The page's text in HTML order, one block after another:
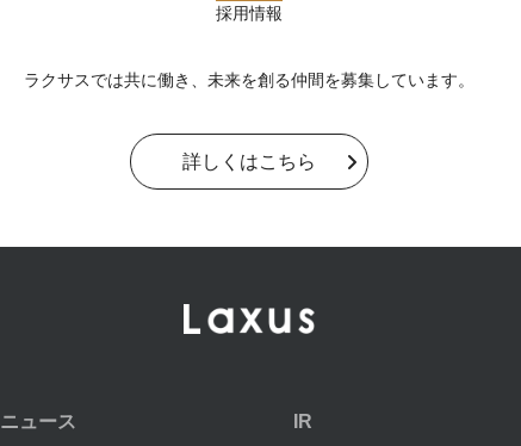
採用情報
ラクサスでは共に働き、未来を創る仲間を募集しています。
詳しくはこちら
ニュース IR